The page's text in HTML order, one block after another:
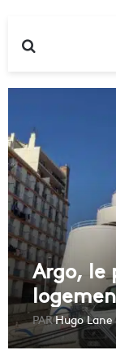
Argo, le
Hugo Lane